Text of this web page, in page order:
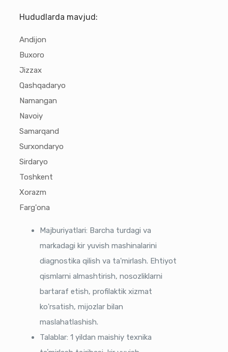
Hududlarda mavjud:
Andijon
Buxoro
Jizzax
Qashqadaryo
Namangan
Navoiy
Samarqand
Surxondaryo
Sirdaryo
Toshkent
Xorazm
Farg'ona
Majburiyatlari: Barcha turdagi va
markadagi kir yuvish mashinalarini
diagnostika qilish va ta'mirlash. Ehtiyot
qismlarni almashtirish, nosozliklarni
bartaraf etish, profilaktik xizmat
ko'rsatish, mijozlar bilan
maslahatlashish.
Talablar: 1 yildan maishiy texnika